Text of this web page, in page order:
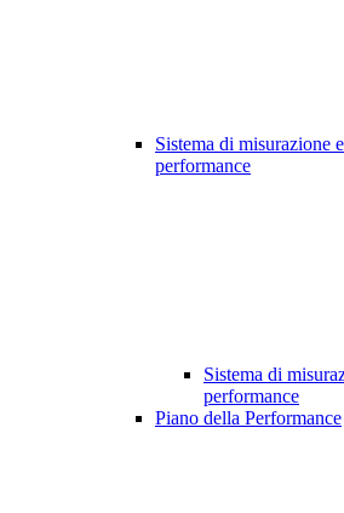
Sistema di misurazione
performance
Sistema di
performance
Piano della Performance